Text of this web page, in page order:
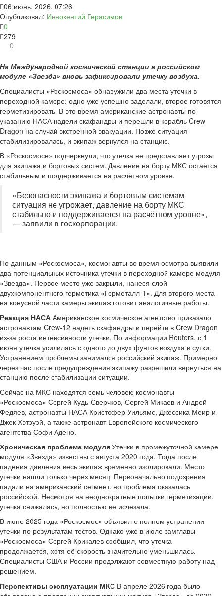
06 июнь, 2026, 07:26
Опубликовал: Иннокентий Герасимов
0
279
0
На Международной космической станции в российском
модуле «Звезда» вновь зафиксировали утечку воздуха.
Специалисты «Роскосмоса» обнаружили два места утечки в
переходной камере: одно уже успешно заделали, второе готовятся
герметизировать. В это время американские астронавты по
указанию НАСА надели скафандры и перешли в корабль Crew
Dragon на случай экстренной эвакуации. Позже ситуация
стабилизировалась, и экипаж вернулся на станцию.
В «Роскосмосе» подчеркнули, что утечка не представляет угрозы
для экипажа и бортовых систем. Давление на борту МКС остаётся
стабильным и поддерживается на расчётном уровне.
«Безопасности экипажа и бортовым системам
ситуация не угрожает, давление на борту МКС
стабильно и поддерживается на расчётном уровне»,
— заявили в госкорпорации.
По данным «Роскосмоса», космонавты во время осмотра выявили
два потенциальных источника утечки в переходной камере модуля
«Звезда». Первое место уже закрыли, нанеся слой
двухкомпонентного герметика «Герметалл-1». Для второго места
на конусной части камеры экипаж готовит аналогичные работы.
Реакция НАСА Американское космическое агентство приказало
астронавтам Crew-12 надеть скафандры и перейти в Crew Dragon
из-за роста интенсивности утечки. По информации Reuters, с 1
июня утечка усилилась с одного до двух фунтов воздуха в сутки.
Устранением проблемы занимался российский экипаж. Примерно
через час после предупреждения экипажу разрешили вернуться на
станцию после стабилизации ситуации.
Сейчас на МКС находятся семь человек: космонавты
«Роскосмоса» Сергей Кудь-Сверчков, Сергей Микаев и Андрей
Федяев, астронавты НАСА Кристофер Уильямс, Джессика Меир и
Джек Хэтэуэй, а также астронавт Европейского космического
агентства Софи Адено.
Хроническая проблема модуля Утечки в промежуточной камере
модуля «Звезда» известны с августа 2020 года. Тогда после
падения давления весь экипаж временно изолировали. Место
утечки нашли только через месяц. Первоначально подозрения
падали на американский сегмент, но проблема оказалась
российской. Несмотря на неоднократные попытки герметизации,
утечка снижалась, но полностью не исчезала.
В июне 2025 года «Роскосмос» объявил о полном устранении
утечки по результатам тестов. Однако уже в июле замглавы
«Роскосмоса» Сергей Крикалев сообщил, что утечка
продолжается, хотя её скорость значительно уменьшилась.
Специалисты США и России продолжают совместную работу над
решением.
Перспективы эксплуатации МКС В апреле 2026 года было